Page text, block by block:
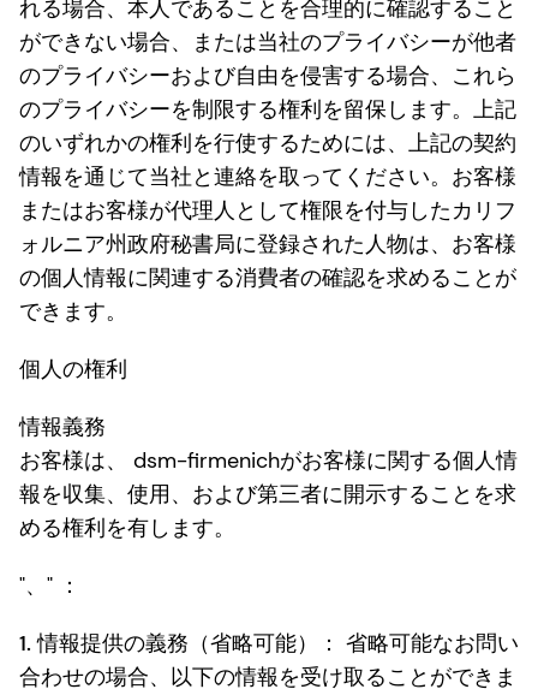
れる場合、本人であることを合理的に確認すること
ができない場合、または当社のプライバシーが他者
のプライバシーおよび自由を侵害する場合、これら
のプライバシーを制限する権利を留保します。上記
のいずれかの権利を行使するためには、上記の契約
情報を通じて当社と連絡を取ってください。お客様
またはお客様が代理人として権限を付与したカリフ
ォルニア州政府秘書局に登録された人物は、お客様
の個人情報に関連する消費者の確認を求めることが
できます。
個人の権利
情報義務
お客様は、 dsm-firmenichがお客様に関する個人情
報を収集、使用、および第三者に開示することを求
める権利を有します。
"、" ：
1. 情報提供の義務（省略可能）： 省略可能なお問い
合わせの場合、以下の情報を受け取ることができま